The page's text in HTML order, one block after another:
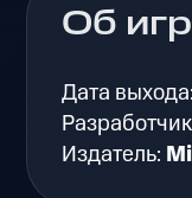
Об
Дата
Издатель: